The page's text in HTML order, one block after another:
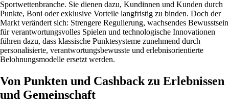
Sportwettenbranche. Sie dienen dazu, Kundinnen und Kunden durch
Punkte, Boni oder exklusive Vorteile langfristig zu binden. Doch der
Markt verändert sich: Strengere Regulierung, wachsendes Bewusstsein
für verantwortungsvolles Spielen und technologische Innovationen
führen dazu, dass klassische Punktesysteme zunehmend durch
personalisierte, verantwortungsbewusste und erlebnisorientierte
Belohnungsmodelle ersetzt werden.
Von Punkten und Cashback zu Erlebnissen
und Gemeinschaft